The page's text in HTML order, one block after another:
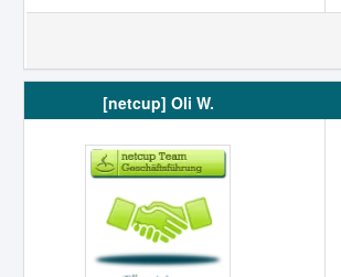
[netcup] Oli W.